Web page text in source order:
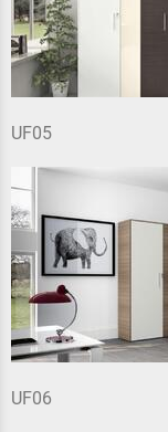
UF05
UF06